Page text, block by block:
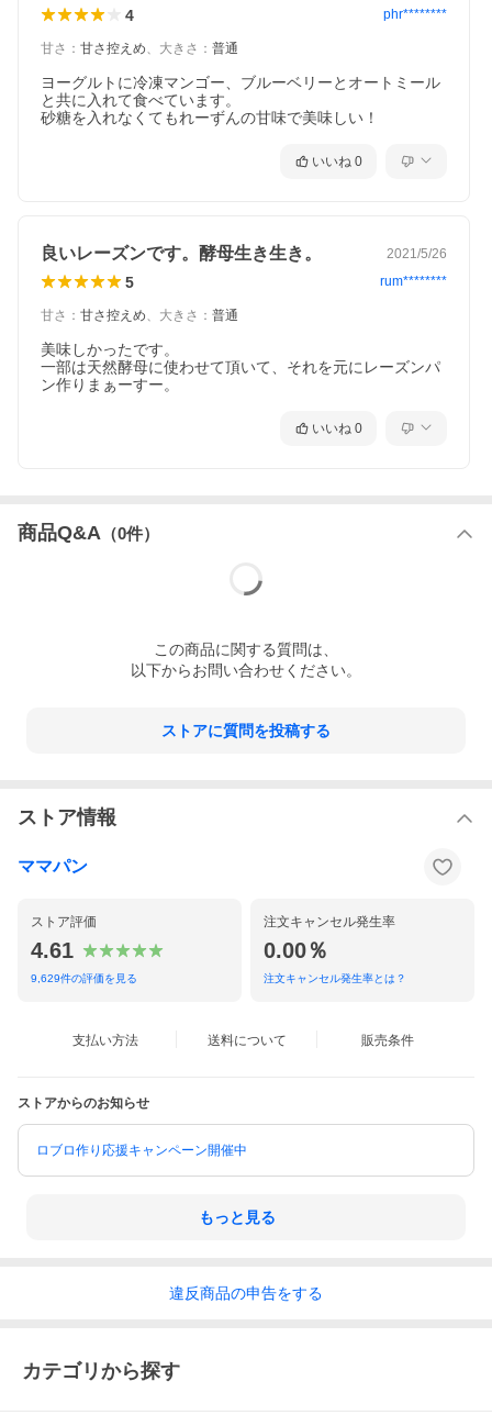
ご確認ください。
こちらの商品は有機栽培されたレーズンです。
栽培から収穫、乾燥までできる限り自然な状態で生産されて
います。
ズンに付着し、混入してる場合がありますが正常品です。
▼ レシピはこちら ▼
プレミアム7で作るレーズンパン
自家製漬け込みフルーツ
基本のKEY レーズンの下処理
自家製酵母作り初心者におすすめ！レーズン酵母
サルタナレーズン。パン・お菓子作り以外にも、ヨーグルトやク
リームチーズとあわせたり、サラダのトッピングなどでも楽しん
・賞味期限の目安：商品発送時、残り30日以上
・ご確認事項：※ノンコーティングのため、レーズンの水分が蒸
ざいます。これは果糖が表面で結晶化したもので、品質には問題
ございません。
※情報更新のタイミングによっては、商品ラベルに記載の内容と
異なる場合があります。ご使用の際は、商品ラベルを十分にご確
認の上、ご使用ください。気になる点がございましたら、メール
原材料、原産国
原材料名
有機サルタナレーズン
保存方法
直射日光、高温・多湿を避け、15度以下で保存ください。
原産国名
戸倉商事株式会社 滋賀県大津市際川3丁目36-1
開封後は吸湿・虫害・におい等がつくのを防ぐために、袋を密閉
バーコード
4560106539553
4 phr********
甘さ ： 甘さ控えめ、 大きさ ： 普通
ヨーグルトに冷凍マンゴー、ブルーベリーとオートミール
と共に入れて食べています。
砂糖を入れなくてもれーずんの甘味で美味しい！
いいね 0
良いレーズンです。酵母生き生き。 2021/5/26
5 rum********
甘さ ： 甘さ控えめ、 大きさ ： 普通
美味しかったです。
一部は天然酵母に使わせて頂いて、それを元にレーズンパ
ン作りまぁーすー。
いいね 0
商品Q&A （0件）
この商品に関する質問は、
以下からお問い合わせください。
ストアに質問を投稿する
ストア情報
ママパン
ストア評価
4.61
9,629件の評価を見る
注文キャンセル発生率
0.00％
注文キャンセル発生率とは？
支払い方法 送料について 販売条件
ストアからのお知らせ
ロブロ作り応援キャンペーン開催中
もっと見る
違反商品の申告をする
カテゴリから探す